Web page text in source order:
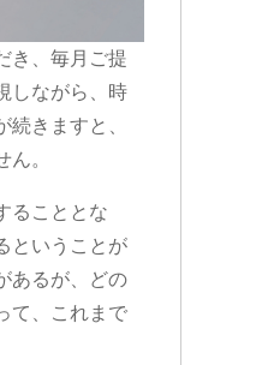
き、毎月ご提
しながら、時
きますと、
。
ることとな
ということが
あるが、どの
て、これまで
1 か月 前
の度は、事故の件で遠藤先生
お世話になりました。
LINEのやり取りでしたが親切で説
も分かりやすく、対応が早く良
です。
間はかかりましたが後遺障害
議申立てという、難しい案件で
が無事に認定が取れて、いい結
続きを読む